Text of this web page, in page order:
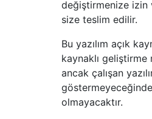
değiştirmenize izin
size teslim edilir.
Bu yazılım açık
kaynaklı
ancak çalışan
olmayacaktır.